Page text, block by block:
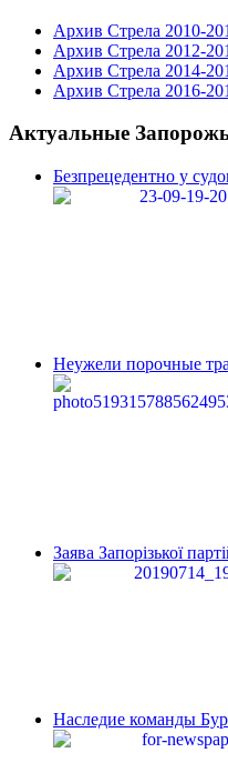
Архив Стрела 2010-
Архив Стрела 2012-
Архив Стрела 2014-
Архив Стрела 2016-
Актуальные
Безпрецедентно у
Неужели порочные
Заява Запорізької
Наследие команды